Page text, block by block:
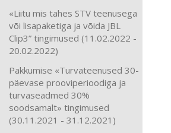
«Liitu mis tahes STV teenusega
või lisapaketiga ja võida JBL
Clip3” tingimused (11.02.2022 -
20.02.2022)
Pakkumise «Turvateenused 30-
päevase prooviperioodiga ja
turvaseadmed 30%
soodsamalt» tingimused
(30.11.2021 - 31.12.2021)